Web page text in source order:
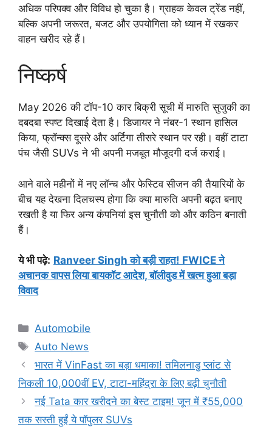
अधिक परिपक्व और विविध हो चुका है। ग्राहक केवल ट्रेंड नहीं,
बल्कि अपनी जरूरत, बजट और उपयोगिता को ध्यान में रखकर
वाहन खरीद रहे हैं।
निष्कर्ष
May 2026 की टॉप-10 कार बिक्री सूची में मारुति सुजुकी का
दबदबा स्पष्ट दिखाई देता है। डिजायर ने नंबर-1 स्थान हासिल
किया, फ्रॉन्क्स दूसरे और अर्टिगा तीसरे स्थान पर रही। वहीं टाटा
पंच जैसी SUVs ने भी अपनी मजबूत मौजूदगी दर्ज कराई।
आने वाले महीनों में नए लॉन्च और फेस्टिव सीजन की तैयारियों के
बीच यह देखना दिलचस्प होगा कि क्या मारुति अपनी बढ़त बनाए
रखती है या फिर अन्य कंपनियां इस चुनौती को और कठिन बनाती
हैं।
ये भी पढ़े: Ranveer Singh को बड़ी राहत! FWICE ने
अचानक वापस लिया बायकॉट आदेश, बॉलीवुड में खत्म हुआ बड़ा
विवाद
Categories
Automobile
Tags
Auto News
भारत में VinFast का बड़ा धमाका! तमिलनाडु प्लांट से
निकली 10,000वीं EV, टाटा-महिंद्रा के लिए बढ़ी चुनौती
नई Tata कार खरीदने का बेस्ट टाइम! जून में ₹55,000
तक सस्ती हुईं ये पॉपुलर SUVs